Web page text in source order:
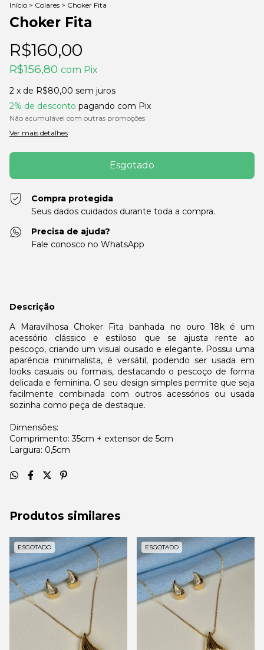
Início > Colares > Choker Fita
Choker Fita
R$160,00
R$156,80 com Pix
2 x de R$80,00 sem juros
2% de desconto pagando com Pix
Não acumulável com outras promoções
Ver mais detalhes
Compra protegida
Seus dados cuidados durante toda a compra.
Precisa de ajuda?
Fale conosco no WhatsApp
Descrição
A Maravilhosa Choker Fita banhada no ouro 18k é um
acessório clássico e estiloso que se ajusta rente ao
pescoço, criando um visual ousado e elegante. Possui uma
aparência minimalista, é versátil, podendo ser usada em
looks casuais ou formais, destacando o pescoço de forma
delicada e feminina. O seu design simples permite que seja
facilmente combinada com outros acessórios ou usada
sozinha como peça de destaque.
Dimensões:
Comprimento: 35cm + extensor de 5cm
Largura: 0,5cm
Produtos similares
ESGOTADO ESGOTADO